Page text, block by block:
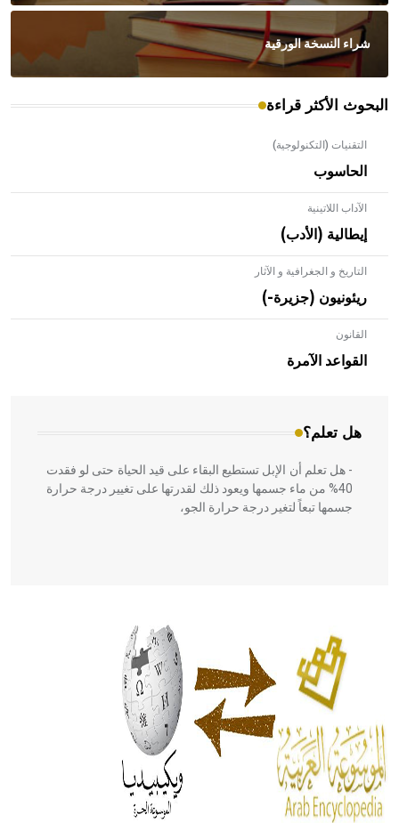
شراء النسخة الورقية
البحوث الأكثر قراءة
التقنيات (التكنولوجية)
الحاسوب
الآداب اللاتينية
إيطالية (الأدب)
التاريخ و الجغرافية و الآثار
ريئونيون (جزيرة-)
القانون
القواعد الآمرة
هل تعلم؟
- هل تعلم أن الأبلق نوع من الفنون الهندسية التي ارتبطت
بالعمارة الإسلامية في بلاد الشام ومصر خاصة، حيث يحرص
المعمار على بناء مداميكه وخاصة في الواجهات
- هل تعلم أن الإبل تستطيع البقاء على قيد الحياة حتى لو فقدت
40% من ماء جسمها ويعود ذلك لقدرتها على تغيير درجة حرارة
جسمها تبعاً لتغير درجة حرارة الجو،
الحكم، الأدلة، تنظيم التغذية، ورسالته في جروح الرأس. ويعود
له الفضل بأنه حرر الطب من الدين والفلسفة.
- هل تعلم أن المرجان إفراز حيواني يتكون في البحر ويتركب
من مادة كربونات الكلسيوم، وهو أحمر أو شديد الحمرة وهو
أجود أنواعه، ويمتاز بكبر الحجم ويسمى الش